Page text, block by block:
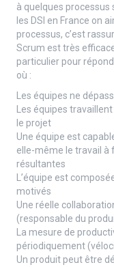
à quelques processus
les DSI en France on
processus, c’est
Scrum est très
particulier pour
où :
Les équipes ne
Les équipes
le projet
Une équipe est
elle-même le travail à
résultantes
L’équipe est
motivés
Une réelle
(responsable du
La mesure de
périodiquement
Un produit peut être